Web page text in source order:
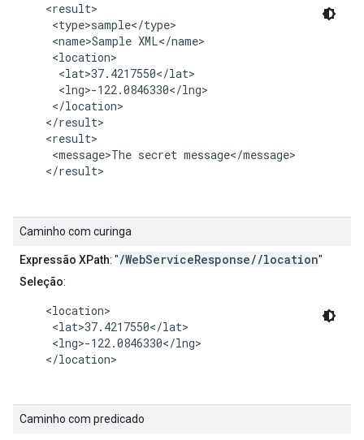
    <result>
     <type>sample</type>
     <name>Sample XML</name>
     <location>
      <lat>37.4217550</lat>
      <lng>-122.0846330</lng>
     </location>
    </result>
    <result>
     <message>The secret message</message>
    </result>
Caminho com curinga
Expressão XPath: "/WebServiceResponse//location"
Seleção:
    <location>
     <lat>37.4217550</lat>
     <lng>-122.0846330</lng>
    </location>
Caminho com predicado